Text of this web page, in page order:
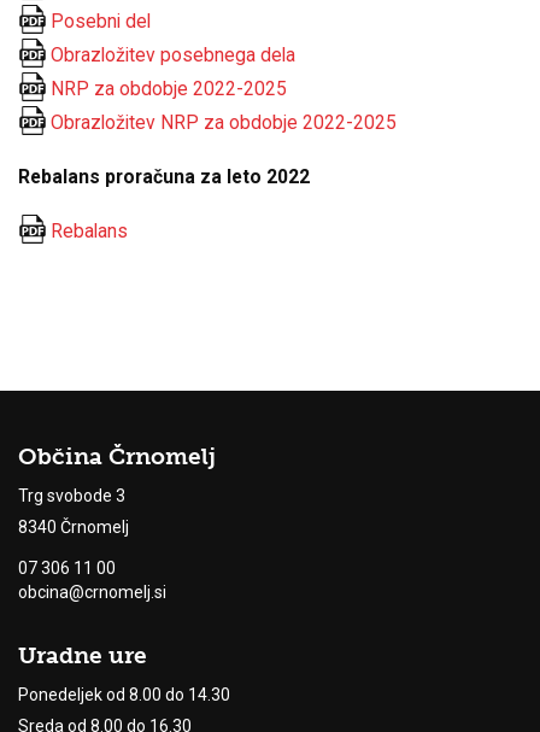
Posebni del
Obrazložitev posebnega dela
NRP za obdobje 2022-2025
Obrazložitev NRP za obdobje 2022-2025
Rebalans proračuna za leto 2022
Rebalans
Občina Črnomelj
Trg svobode 3
8340 Črnomelj
07 306 11 00
obcina@crnomelj.si
Uradne ure
Ponedeljek od 8.00 do 14.30
Sreda od 8.00 do 16.30